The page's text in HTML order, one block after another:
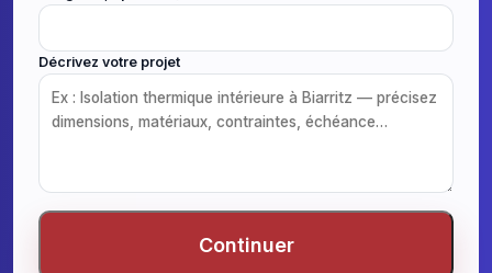
Décrivez votre projet
Continuer